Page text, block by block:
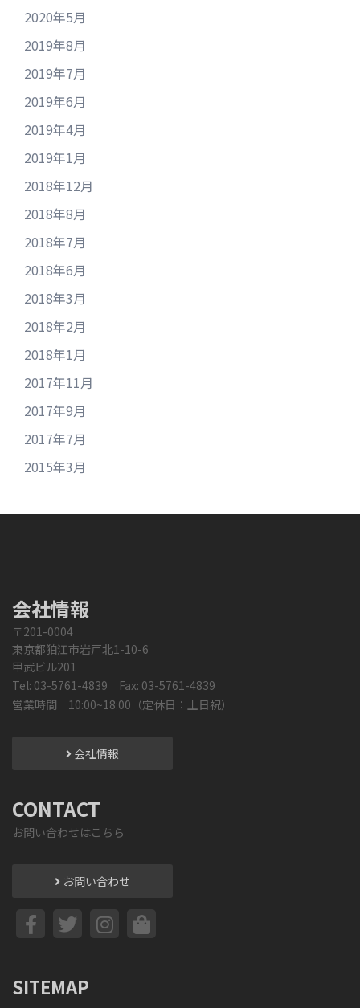
2020年5月
2019年8月
2019年7月
2019年6月
2019年4月
2019年1月
2018年12月
2018年8月
2018年7月
2018年6月
2018年3月
2018年2月
2018年1月
2017年11月
2017年9月
2017年7月
2015年3月
会社情報
〒201-0004
東京都狛江市岩戸北1-10-6
甲武ビル201
Tel: 03-5761-4839 Fax: 03-5761-4839
営業時間 10:00~18:00（定休日：土日祝）
会社情報
CONTACT
お問い合わせはこちら
お問い合わせ
SITEMAP